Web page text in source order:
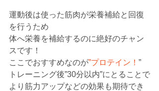
運動後は使った筋肉が栄養補給と回復
を行うため
体へ栄養を補給するのに絶好のチャン
スです！
ここでおすすめなのが”プロテイン！ ”
トレーニング後”30分以内”にとることで
より筋力アップなどの効果も期待でき